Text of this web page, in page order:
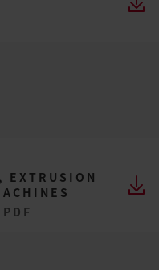
EXTRUSION
PDF